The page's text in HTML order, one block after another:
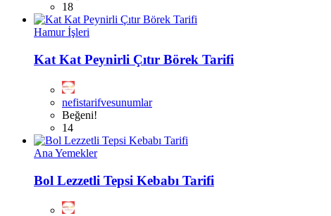
18
Hamur İşleri
Kat Kat Peynirli Çıtır Börek Tarifi
nefistarifvesunumlar
Beğeni!
14
Ana Yemekler
Bol Lezzetli Tepsi Kebabı Tarifi